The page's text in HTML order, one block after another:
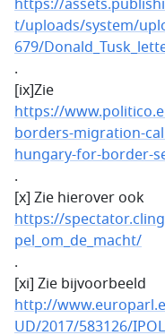
https://
t/uploads/system/
679/
.
[ix]Zie
https://
borders-migration-
hungary-for-border-
.
[x] Zie hierover ook
https://
pel_om_de_macht/
.
[xi] Zie bijvoorbeeld
http://
UD/2017/583126/